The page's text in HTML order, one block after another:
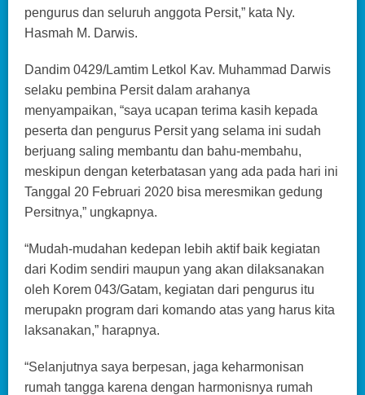
pengurus dan seluruh anggota Persit,” kata Ny.
Hasmah M. Darwis.
Dandim 0429/Lamtim Letkol Kav. Muhammad Darwis
selaku pembina Persit dalam arahanya
menyampaikan, “saya ucapan terima kasih kepada
peserta dan pengurus Persit yang selama ini sudah
berjuang saling membantu dan bahu-membahu,
meskipun dengan keterbatasan yang ada pada hari ini
Tanggal 20 Februari 2020 bisa meresmikan gedung
Persitnya,” ungkapnya.
“Mudah-mudahan kedepan lebih aktif baik kegiatan
dari Kodim sendiri maupun yang akan dilaksanakan
oleh Korem 043/Gatam, kegiatan dari pengurus itu
merupakn program dari komando atas yang harus kita
laksanakan,” harapnya.
“Selanjutnya saya berpesan, jaga keharmonisan
rumah tangga karena dengan harmonisnya rumah